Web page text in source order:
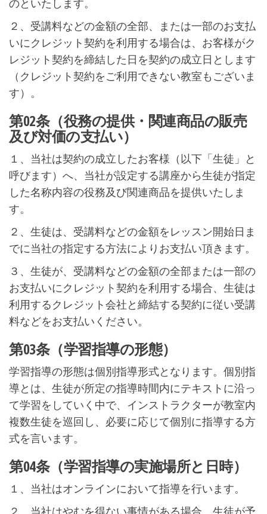
のといたします。
２、受講料などの金額の全部、または一部のお支払
いにクレジット契約を利用する場合は、お客様がク
レジット契約を締結した日を契約の成立日とします
（クレジット契約をご利用できない教室もございま
す）。
第02条（役務の提供・関連商品の販売
及び対価の支払い）
１、当社は契約の成立したお客様（以下「生徒」と
呼びます）へ、当社が設定する講座から生徒が指定
した名称内容の役務及び関連商品を提供いたしま
す。
２、生徒は、受講料などの金額をレッスン開始日ま
でに当社の指定する方法によりお支払い頂きます。
３、生徒が、受講料などの金額の全部または一部の
お支払いにクレジット契約を利用する場合、生徒は
利用するクレジット会社と締結する契約に従い受講
料などをお支払いください。
第03条（学習指導の形態）
学習指導の形態は個別指導形式となります。個別指
導とは、生徒が所定の指導時間内にテキストに沿っ
て学習をしていく中で、インストラクターが教室内
複数生徒を巡回し、必要に応じて個別に指導する方
式を言います。
第04条（学習指導の実施場所と日時）
１、当社はオンラインにおいて指導を行います。
２、当社はやむを得ない事情がある場合、生徒が予